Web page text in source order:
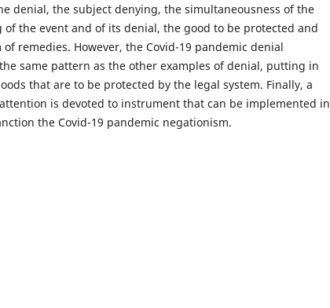
denial, the subject denying, the simultaneousness of the
of the event and of its denial, the good to be protected and
of remedies. However, the Covid-19 pandemic denial
same pattern as the other examples of denial, putting in
that are to be protected by the legal system. Finally, a
is devoted to instrument that can be implemented in
the Covid-19 pandemic negationism.